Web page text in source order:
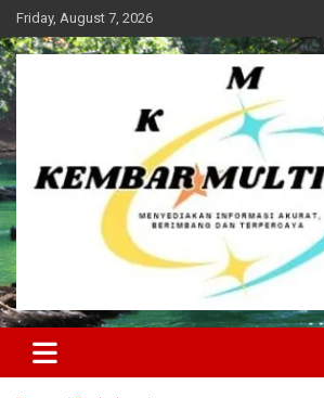
Skip
to
content
Friday, August 7, 2026
Kembar Multi Media